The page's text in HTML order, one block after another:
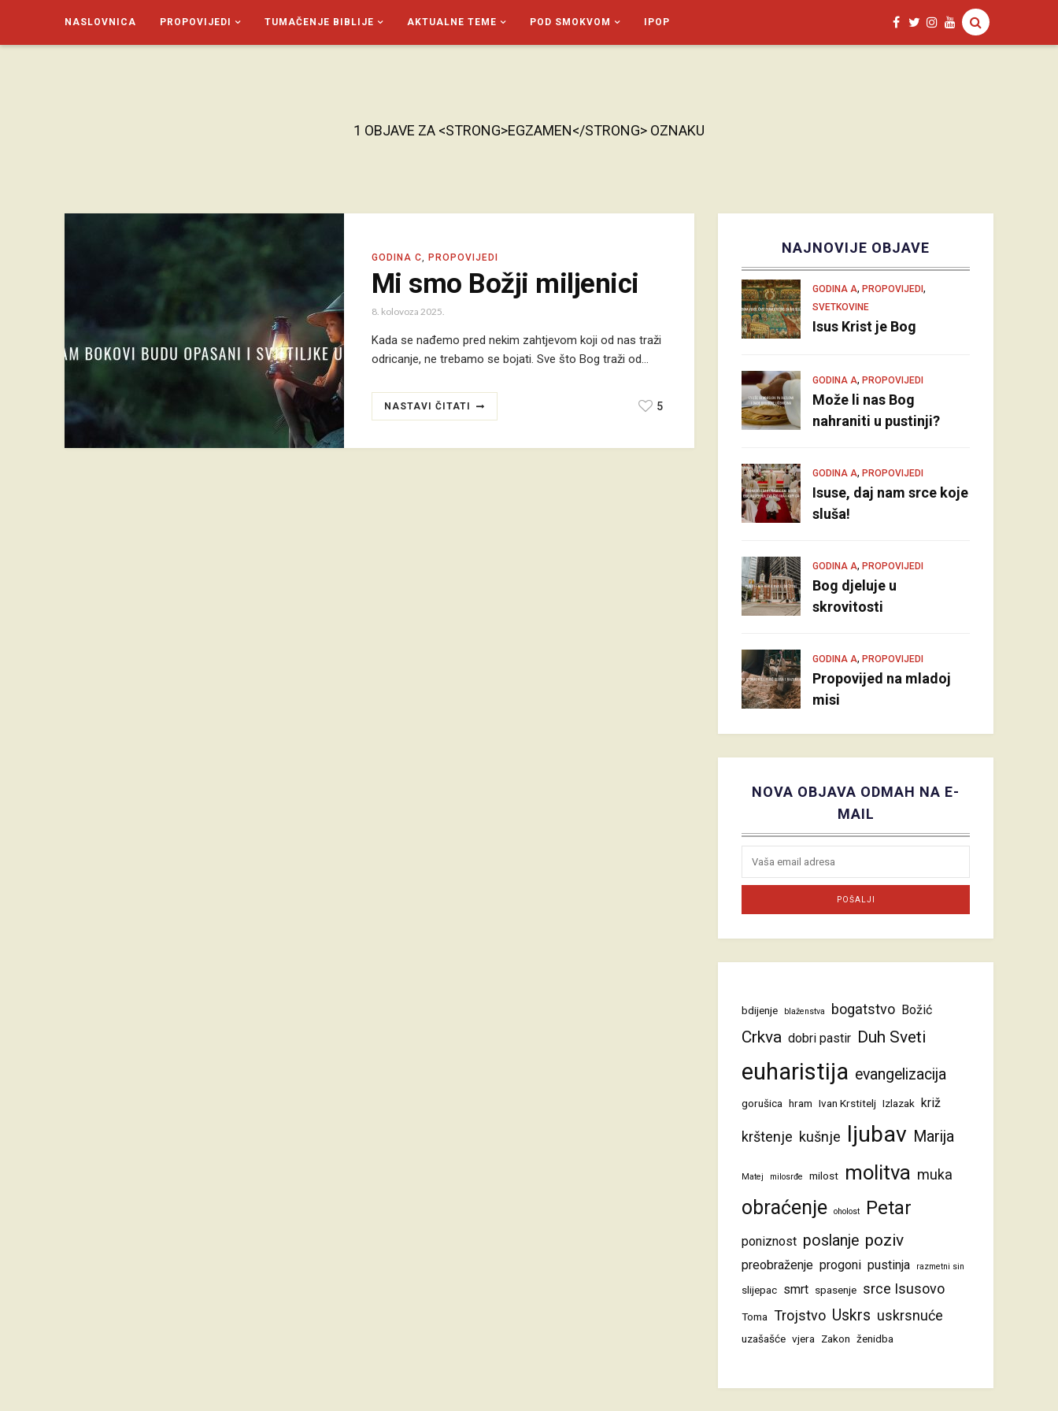
NASLOVNICA PROPOVIJEDI TUMAČENJE BIBLIJE AKTUALNE TEME POD SMOKVOM IPOP
1 OBJAVE ZA <STRONG>EGZAMEN</STRONG> OZNAKU
GODINA C, PROPOVIJEDI
Mi smo Božji miljenici
8. kolovoza 2025.
Kada se nađemo pred nekim zahtjevom koji od nas traži
odricanje, ne trebamo se bojati. Sve što Bog traži od…
NASTAVI ČITATI 5
NAJNOVIJE OBJAVE
GODINA A, PROPOVIJEDI ,
SVETKOVINE
Isus Krist je Bog
GODINA A, PROPOVIJEDI
Može li nas Bog
nahraniti u pustinji?
GODINA A, PROPOVIJEDI
Isuse, daj nam srce koje
sluša!
GODINA A, PROPOVIJEDI
Bog djeluje u
skrovitosti
GODINA A, PROPOVIJEDI
Propovijed na mladoj
misi
NOVA OBJAVA ODMAH NA E-
MAIL
bdijenje blaženstva bogatstvo Božić
Crkva dobri pastir Duh Sveti
euharistija evangelizacija
gorušica hram Ivan Krstitelj Izlazak križ
krštenje kušnje ljubav Marija
Matej milosrđe milost molitva muka
obraćenje oholost Petar
poniznost poslanje poziv
preobraženje progoni pustinja razmetni sin
slijepac smrt spasenje srce Isusovo
Toma Trojstvo Uskrs uskrsnuće
uzašašće vjera Zakon ženidba